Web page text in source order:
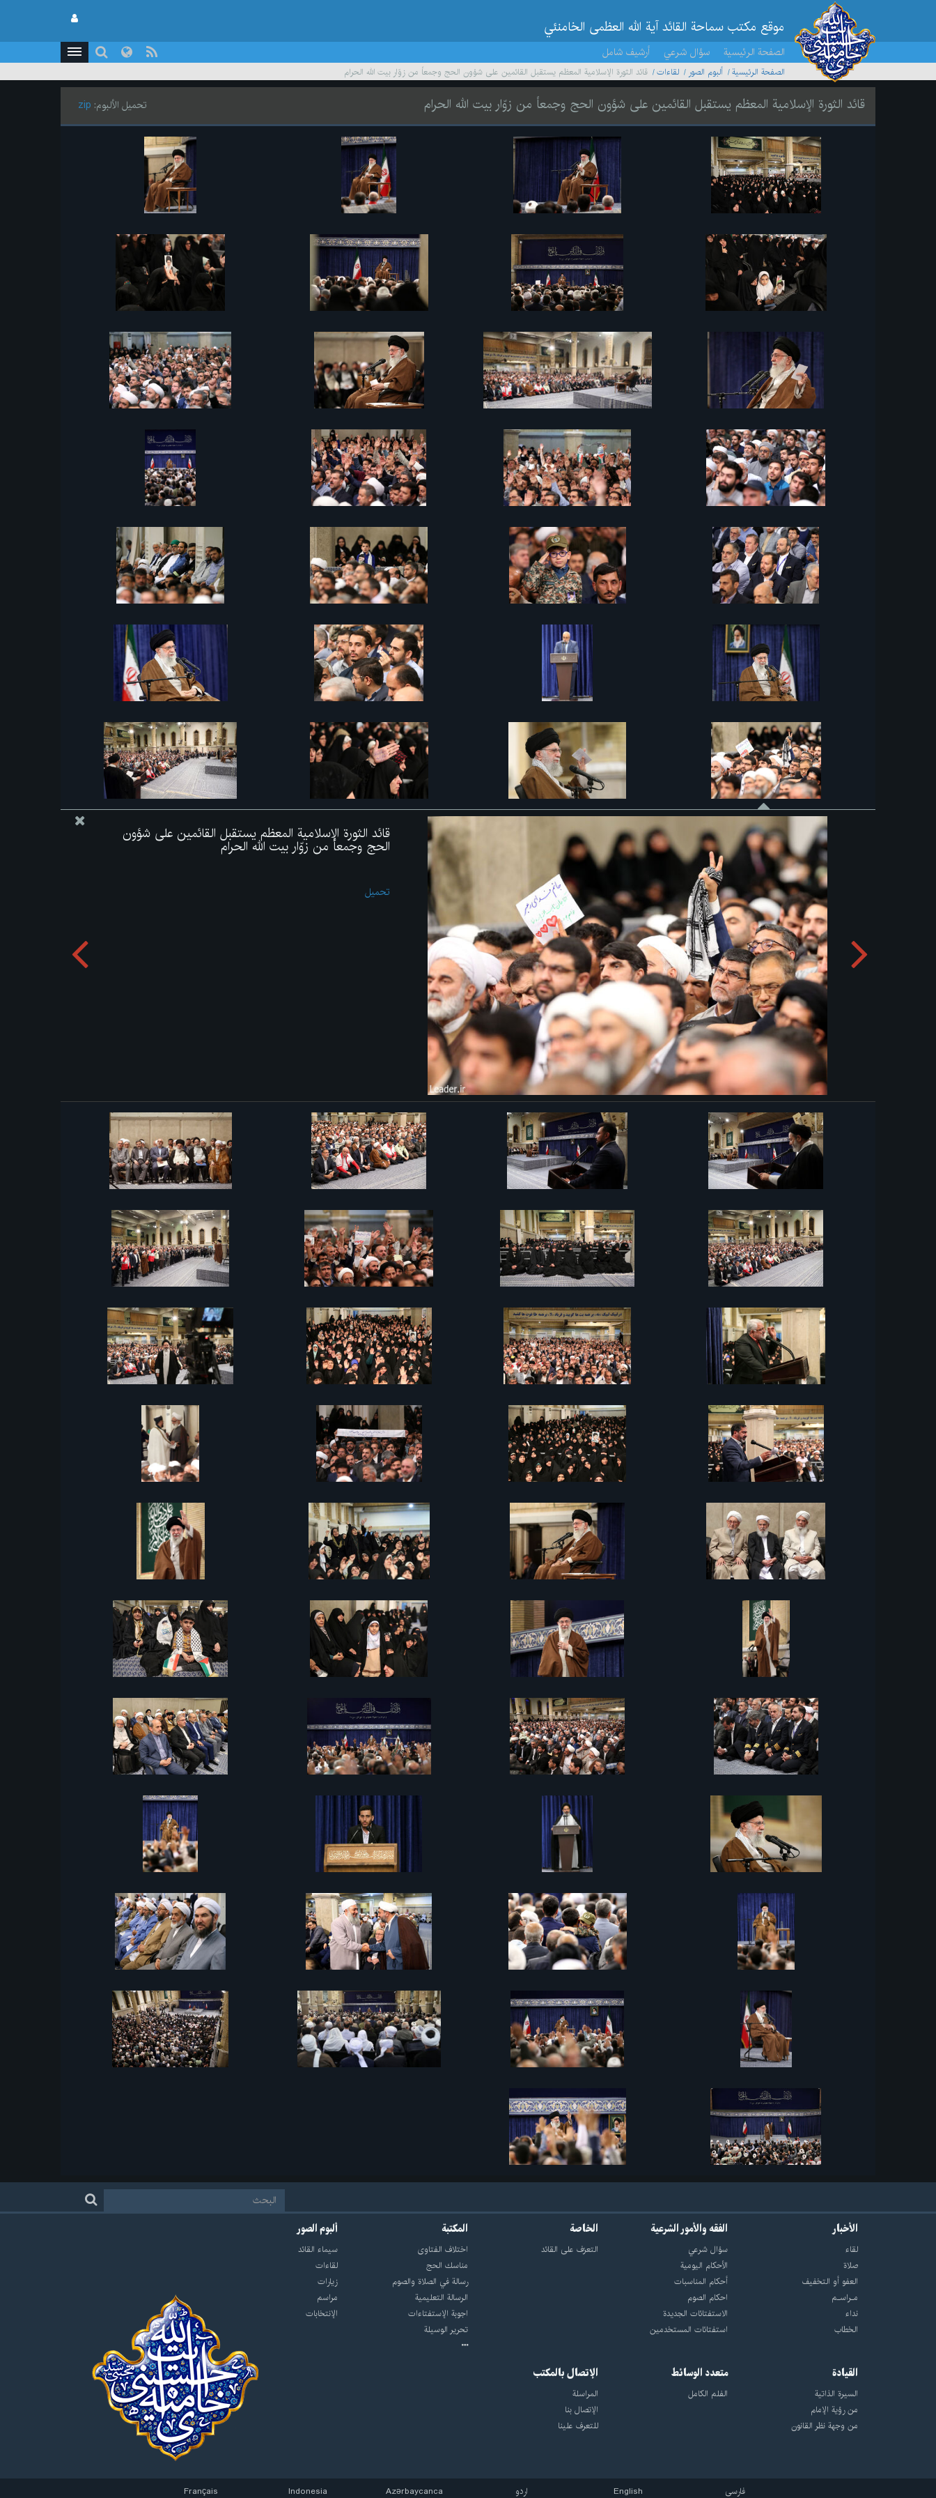
موقع مکتب سماحة القائد آية الله العظمى الخامنئي
الصفحة الرئيسية سؤال شرعي أرشيف شامل
الصفحة الرئيسية ألبوم الصور لقاءات قائد الثورة الإسلامية المعظم يستقبل القائمين على شؤون الحج وجمعاً من زوّار بيت الله الحرام
قائد الثورة الإسلامية المعظم يستقبل القائمين على شؤون الحج وجمعاً من زوّار بيت الله الحرام تحميل الألبوم: zip
قائد الثورة الإسلامية المعظم يستقبل القائمين على شؤون
الحج وجمعاً من زوّار بيت الله الحرام
تحميل
الأخبار
لقاء
صلاة
العفو أو التخفيف
مـراسـم
نداء
الخطاب
الفقه والأمور الشرعية
سؤال شرعي
الأحکام الیومیة
أحکام المناسبات
احکام الصوم
الاستفتائات الجدیدة
استفتائات المستخدمین
الخاصة
التعرّف على القائد
المكتبة
اختلاف الفتاوى
مناسك الحج
رسالة في الصلاة والصوم
الرسالة التعليمية
اجوبة الإستفتاءات
تحرير الوسيلة
ألبوم الصور
سيماء القائد
لقاءات
زيارات
مراسم
الإنتخابات
القيادة
السيرة الذاتية
من رؤية الإمام
من وجهة نظر القانون
متعدد الوسائط
الفلم الكامل
الإتصال بالمكتب
المراسلة
الإتصال بنا
للتعرف علينا
فارسی English اردو Azərbaycanca
Indonesia
Français